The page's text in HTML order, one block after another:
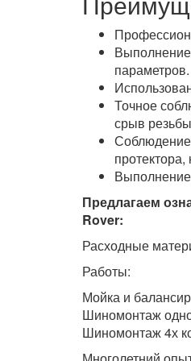
параметров.
Точное
срыв
Предлагаем
Rover:
Расходные
Работы:
Мойка и
Шиномонтаж
Шиномонтаж 4х